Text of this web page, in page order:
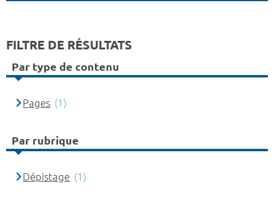
FILTRE DE RÉSULTATS
Par type de contenu
Pages (1)
Par rubrique
Dépistage (1)